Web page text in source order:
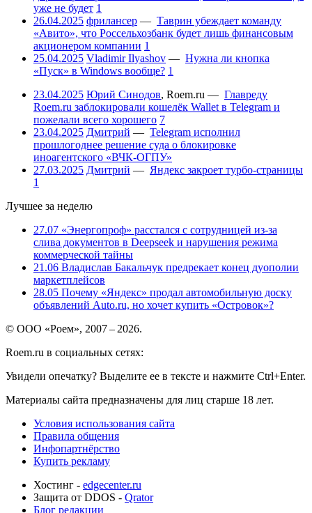
уже не будет 1
26.04.2025 фрилансер — Таврин убеждает команду
«Авито», что Россельхозбанк будет лишь финансовым
акционером компании 1
25.04.2025 Vladimir Ilyashov — Нужна ли кнопка
«Пуск» в Windows вообще? 1
23.04.2025 Юрий Синодов, Roem.ru — Главреду
Roem.ru заблокировали кошелёк Wallet в Telegram и
пожелали всего хорошего 7
23.04.2025 Дмитрий — Telegram исполнил
прошлогоднее решение суда о блокировке
иноагентского «ВЧК-ОГПУ»
27.03.2025 Дмитрий — Яндекс закроет турбо-страницы
1
Лучшее за неделю
27.07 «Энергопроф» расстался с сотрудницей из-за
слива документов в Deepseek и нарушения режима
коммерческой тайны
21.06 Владислав Бакальчук предрекает конец дуополии
маркетплейсов
28.05 Почему «Яндекс» продал автомобильную доску
объявлений Auto.ru, но хочет купить «Островок»?
© ООО «Роем», 2007 – 2026.
Roem.ru в социальных сетях:
Увидели опечатку? Выделите ее в тексте и нажмите Ctrl+Enter.
Материалы сайта предназначены для лиц старше 18 лет.
Условия использования сайта
Правила общения
Инфопартнёрство
Купить рекламу
Хостинг - edgecenter.ru
Защита от DDOS - Qrator
Блог редакции